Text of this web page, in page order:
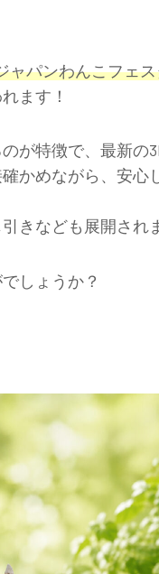
ャパンわんこフェ
ます！
が特徴で、最新の
かめながら、安心
きなども展開され
しょうか？